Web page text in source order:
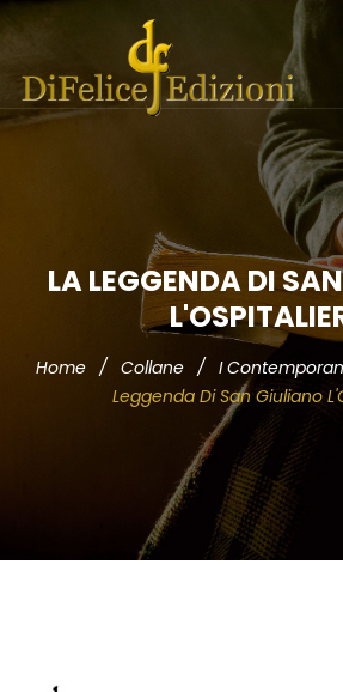
LA LEGGENDA DI
Home / Collane / I
Leggenda Di San Giuliano